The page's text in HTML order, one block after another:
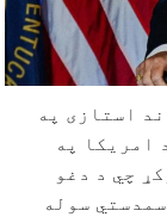
استازی په
امریکا په
چي د دغو
سوله